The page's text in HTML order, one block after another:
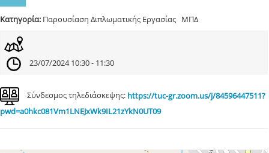
Κατηγορία: Παρουσίαση Διπλωματικής Εργασίας ΜΠΔ
23/07/2024 10:30 - 11:30
Σύνδεσμος τηλεδιάσκεψης: https://tuc-gr.zoom.us/j/84596447511?
pwd=a0hkc081Vm1LNEJxWk9IL21zYkN0UT09